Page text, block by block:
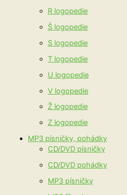
R logopedie
Š logopedie
S logopedie
T logopedie
U logopedie
V logopedie
Ž logopedie
Z logopedie
MP3 písničky, pohádky
CD/DVD písničky
CD/DVD pohádky
MP3 písničky